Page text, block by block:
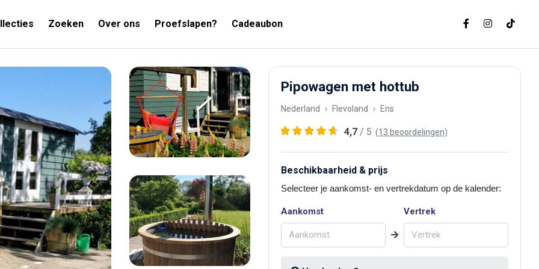
Zoeken Over ons Proefslapen? Cadeaubon
Pipowagen met hottub
Nederland Flevoland Ens
4,7 / 5 (13 beoordelingen)
Beschikbaarheid & prijs
Selecteer je aankomst- en vertrekdatum op de kalender:
Aankomst Vertrek